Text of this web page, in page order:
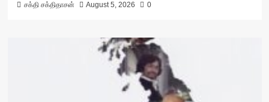
சக்தி சக்திதாசன் August 5, 2026 0